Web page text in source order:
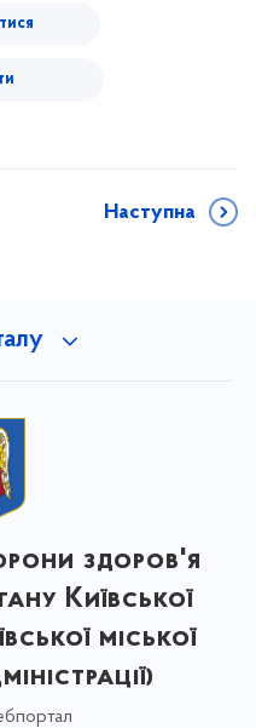
Наступна
здоров'я
Київської
міської